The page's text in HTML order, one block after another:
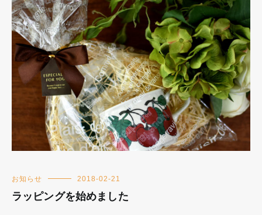
お知らせ 2018-02-21
ラッピングを始めました